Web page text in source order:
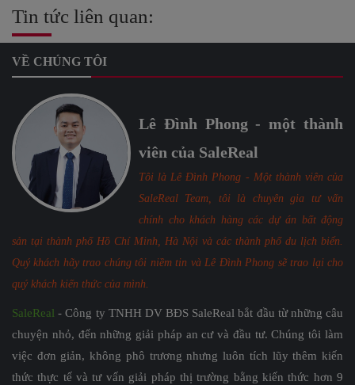
Tin tức liên quan:
VỀ CHÚNG TÔI
Lê Đình Phong - một thành
viên của SaleReal
Tôi là Lê Đình Phong - Một thành viên của
SaleReal Team, tôi là chuyên gia tư vấn
chính cho khách hàng các dự án bất động
sản tại thành phố Hồ Chí Minh, Hà Nội và các thành phố du lịch biển.
Quý khách hãy trao chúng tôi niềm tin và Lê Đình Phong sẽ trao lại cho
quý khách kiến thức của mình.
SaleReal - Công ty TNHH DV BĐS SaleReal bắt đầu từ những câu
chuyện nhỏ, đến những giải pháp an cư và đầu tư. Chúng tôi làm
việc đơn giản, không phô trương nhưng luôn tích lũy thêm kiến
thức thực tế và tư vấn giải pháp thị trường bằng kiến thức hơn 9